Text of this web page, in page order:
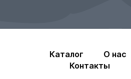
Каталог О нас
Контакты